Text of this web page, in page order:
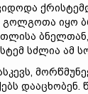
გოლგოთა იყო
სძლია ამ
დააცხობენ.